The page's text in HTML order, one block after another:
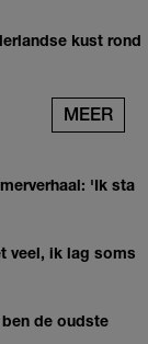
kust rond
MEER
'Ik sta
veel, ik lag soms
de oudste